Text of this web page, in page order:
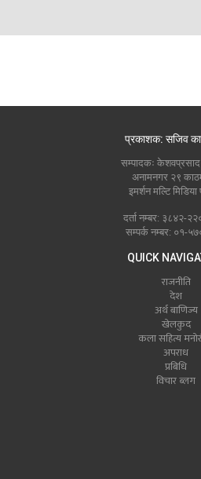
प्रकाशक: सजिव
सम्पादकः
अनामनगर २९
इमर्शन मल्टि मिडिया
दर्ता नम्बर: ३८४२-
सम्पर्क नम्बर: ०१-
QUICK
राजनीति
देश
अर्थ बाणिज्य
खेलकुद
कला सहित्य
अपराध
प्रबिधि
विचार ब्लग